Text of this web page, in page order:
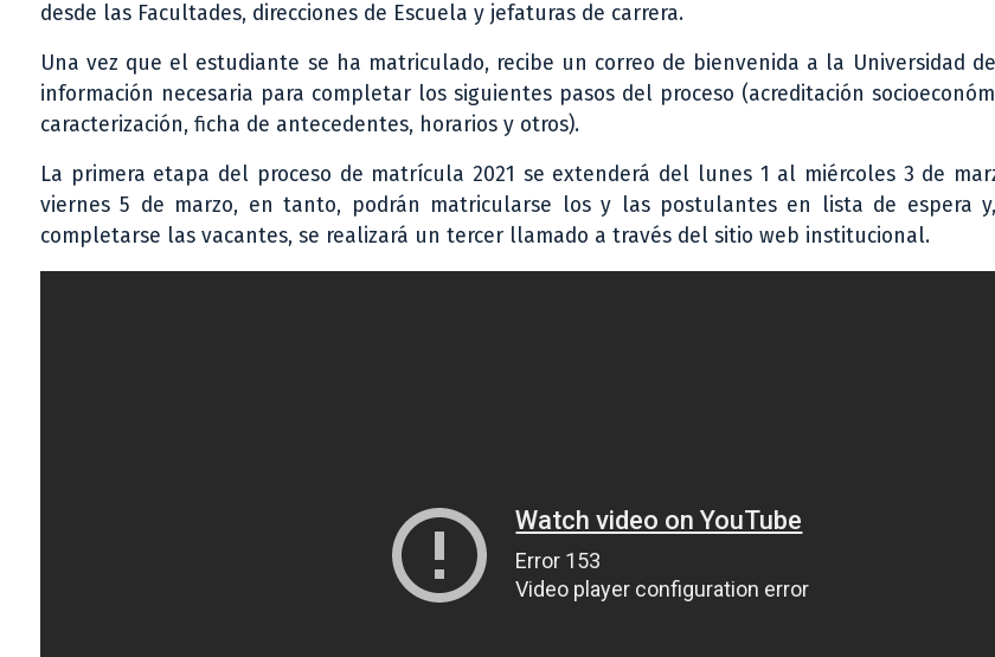
desde las Facultades, direcciones de Escuela y jefaturas de carrera.
Una vez que el estudiante se ha matriculado, recibe un correo de bienvenida a la Universidad
información necesaria para completar los siguientes pasos del proceso (acreditación
caracterización, ficha de antecedentes, horarios y otros).
La primera etapa del proceso de matrícula 2021 se extenderá del lunes 1 al miércoles 3 de
viernes 5 de marzo, en tanto, podrán matricularse los y las postulantes en lista de espera
completarse las vacantes, se realizará un tercer llamado a través del sitio web institucional.